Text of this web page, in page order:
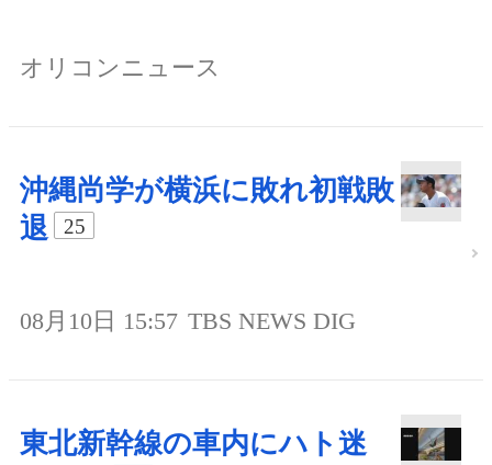
オリコンニュース
沖縄尚学が横浜に敗れ初戦敗
退
25
08月10日 15:57 TBS NEWS DIG
東北新幹線の車内にハト迷